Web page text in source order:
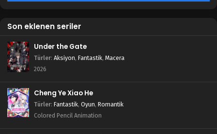
Son eklenen seriler
Under the Gate
Türler: Aksiyon, Fantastik, Macera
2026
Cheng Ye Xiao He
Türler: Fantastik, Oyun, Romantik
Colored Pencil Animation